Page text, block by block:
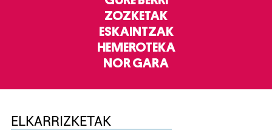
ZOZKETAK
ESKAINTZAK
HEMEROTEKA
NOR GARA
ELKARRIZKETAK